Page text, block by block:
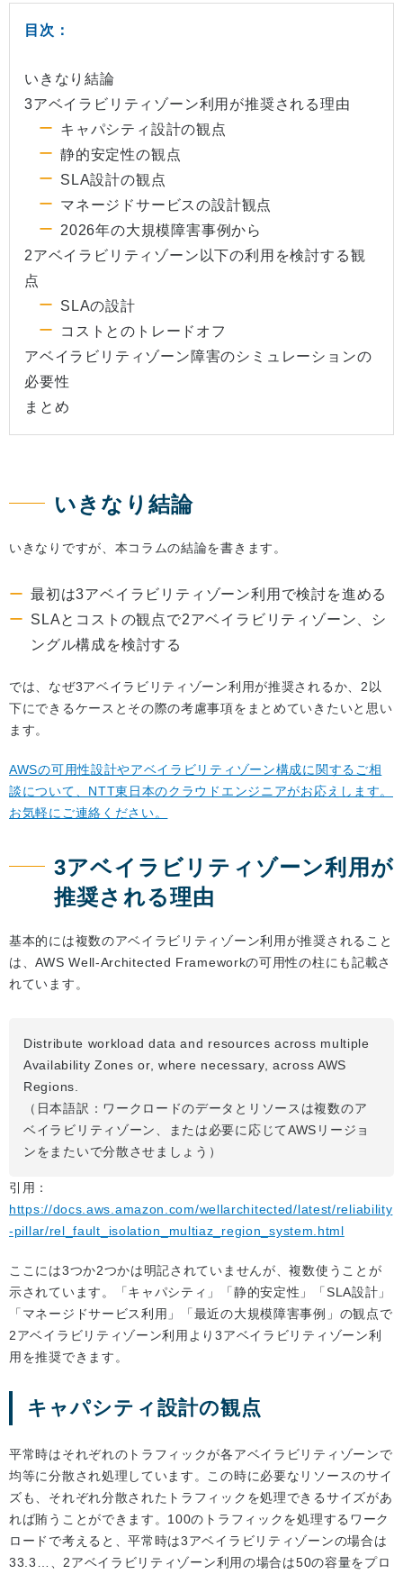
目次：
いきなり結論
3アベイラビリティゾーン利用が推奨される理由
キャパシティ設計の観点
静的安定性の観点
SLA設計の観点
マネージドサービスの設計観点
2026年の大規模障害事例から
2アベイラビリティゾーン以下の利用を検討する観
点
SLAの設計
コストとのトレードオフ
アベイラビリティゾーン障害のシミュレーションの
必要性
まとめ
いきなり結論
いきなりですが、本コラムの結論を書きます。
最初は3アベイラビリティゾーン利用で検討を進める
SLAとコストの観点で2アベイラビリティゾーン、シ
ングル構成を検討する
では、なぜ3アベイラビリティゾーン利用が推奨されるか、2以
下にできるケースとその際の考慮事項をまとめていきたいと思い
ます。
AWSの可用性設計やアベイラビリティゾーン構成に関するご相
談について、NTT東日本のクラウドエンジニアがお応えします。
お気軽にご連絡ください。
3アベイラビリティゾーン利用が
推奨される理由
基本的には複数のアベイラビリティゾーン利用が推奨されること
は、AWS Well-Architected Frameworkの可用性の柱にも記載さ
れています。
Distribute workload data and resources across multiple
Availability Zones or, where necessary, across AWS
Regions.
（日本語訳：ワークロードのデータとリソースは複数のア
ベイラビリティゾーン、または必要に応じてAWSリージョ
ンをまたいで分散させましょう）
引用：
https://docs.aws.amazon.com/wellarchitected/latest/reliability
-pillar/rel_fault_isolation_multiaz_region_system.html
ここには3つか2つかは明記されていませんが、複数使うことが
示されています。「キャパシティ」「静的安定性」「SLA設計」
「マネージドサービス利用」「最近の大規模障害事例」の観点で
2アベイラビリティゾーン利用より3アベイラビリティゾーン利
用を推奨できます。
キャパシティ設計の観点
平常時はそれぞれのトラフィックが各アベイラビリティゾーンで
均等に分散され処理しています。この時に必要なリソースのサイ
ズも、それぞれ分散されたトラフィックを処理できるサイズがあ
れば賄うことができます。100のトラフィックを処理するワーク
ロードで考えると、平常時は3アベイラビリティゾーンの場合は
33.3…、2アベイラビリティゾーン利用の場合は50の容量をプロ